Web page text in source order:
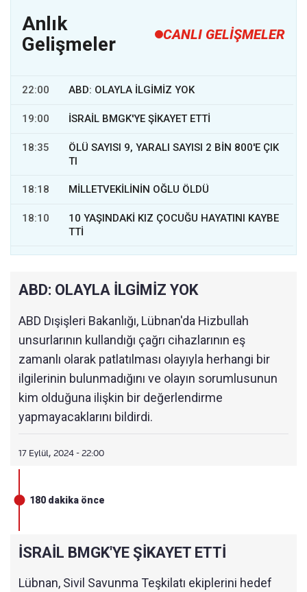
Anlık
Gelişmeler
CANLI GELİŞMELER
22:00 ABD: OLAYLA İLGİMİZ YOK
19:00 İSRAİL BMGK'YE ŞİKAYET ETTİ
18:35
ÖLÜ SAYISI 9, YARALI SAYISI 2 BİN 800'E ÇIK
TI
18:18 MİLLETVEKİLİNİN OĞLU ÖLDÜ
18:10
10 YAŞINDAKİ KIZ ÇOCUĞU HAYATINI KAYBE
TTİ
17:30 KAN BAĞIŞI ÇAĞRISI
17:28 "SON 1 YILIN EN BÜYÜK GÜVENLİK AÇIĞI"
17:25 KAYNAKLAR İSRAİL'İ SUÇLADI
17:20
İRAN'IN LÜBNAN BÜYÜKELÇİSİ DE YARALAN
17:20
NETANYAHU VE MOSSAD DİREKTÖRÜ SALDI
17:10 İSRAİL'DEN AÇIKLAMA
16:00
İSRAİL'DEN ÇAĞRI CİHAZLARINI HACKLEDİ:
ABD: OLAYLA İLGİMİZ YOK
ABD Dışişleri Bakanlığı, Lübnan'da Hizbullah
unsurlarının kullandığı çağrı cihazlarının eş
zamanlı olarak patlatılması olayıyla herhangi bir
ilgilerinin bulunmadığını ve olayın sorumlusunun
kim olduğuna ilişkin bir değerlendirme
yapmayacaklarını bildirdi.
17 Eylül, 2024 - 22:00
180 dakika önce
İSRAİL BMGK'YE ŞİKAYET ETTİ
Lübnan, Sivil Savunma Teşkilatı ekiplerini hedef